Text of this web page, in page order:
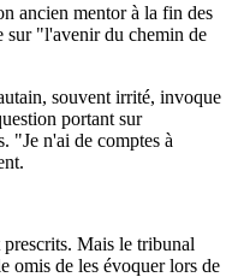
ancien mentor à la fin des
sur "l'avenir du chemin de
souvent irrité, invoque
portant sur
"Je n'ai de comptes à
prescrits. Mais le tribunal
omis de les évoquer lors de